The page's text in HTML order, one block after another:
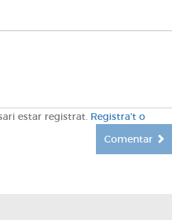
estar registrat. Registra't o
Comentar